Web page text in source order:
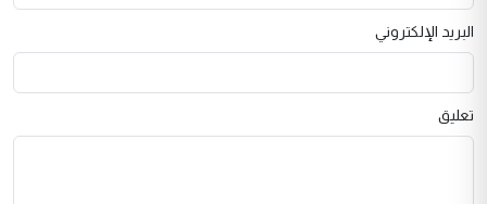
البريد الإلكتروني
تعليق